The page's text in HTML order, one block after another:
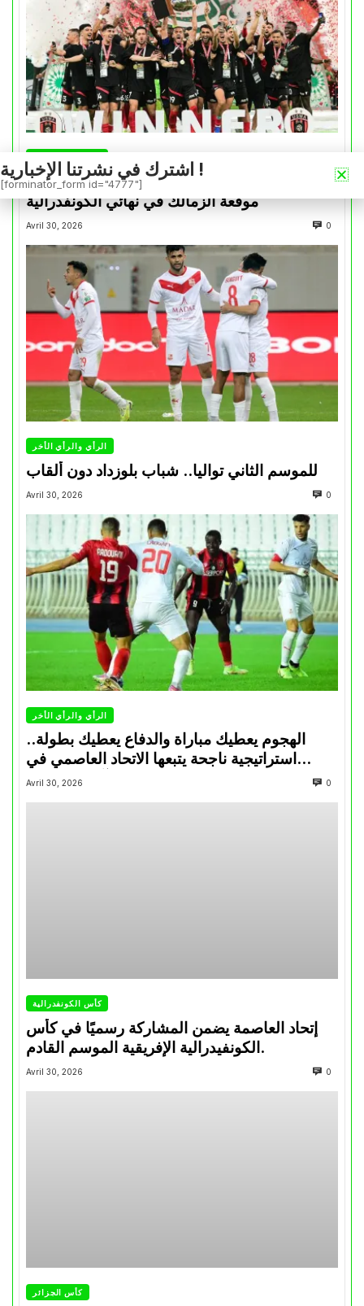
التتويج بالكأس.. دفعة معنوية لإتحاد العاصمة قبل
موقعة الزمالك في نهائي الكونفدرالية
Avril 30, 2026 0
الرأي والرأي الأخر
للموسم الثاني تواليا.. شباب بلوزداد دون ألقاب
Avril 30, 2026 0
الرأي والرأي الأخر
الهجوم يعطيك مباراة والدفاع يعطيك بطولة..
استراتيجية ناجحة يتبعها الاتحاد العاصمي في
تتويجاته آخر السنوات
Avril 30, 2026 0
كأس الكونفدرالية
إتحاد العاصمة يضمن المشاركة رسميًا في كأس
الكونفيدرالية الإفريقية الموسم القادم.
Avril 30, 2026 0
كأس الجزائر
اشترك في نشرتنا الإخبارية !
[forminator_form id="4777"]